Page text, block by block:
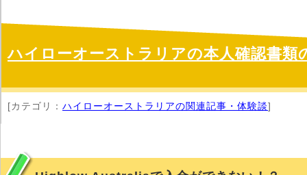
ハイローオーストラリアの本人確認書類
[カテゴリ： ハイローオーストラリアの関連記事・体験談]